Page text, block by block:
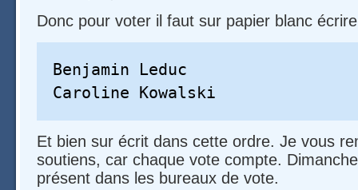
Donc pour voter il faut sur papier blanc
Benjamin Leduc
Et bien sur écrit dans cette ordre. Je vous
soutiens, car chaque vote compte.
présent dans les bureaux de vote.